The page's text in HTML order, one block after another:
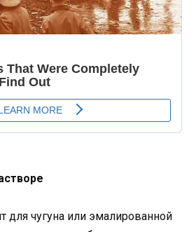
для чугуна или эмалированной